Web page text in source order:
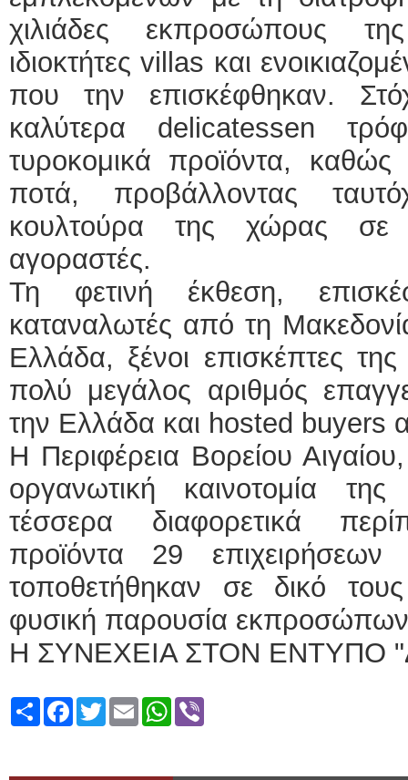
χιλιάδες εκπροσώπους
ιδιοκτήτες villas και
που την επισκέφθηκαν.
καλύτερα delicatessen
τυροκομικά προϊόντα,
ποτά, προβάλλοντας
κουλτούρα της χώρας σε
αγοραστές.
Τη φετινή έκθεση,
καταναλωτές από τη
Ελλάδα, ξένοι επισκέπτες
πολύ μεγάλος αριθμός
την Ελλάδα και hosted buyers
Η Περιφέρεια Βορείου
οργανωτική καινοτομία
τέσσερα διαφορετικά
προϊόντα 29
τοποθετήθηκαν σε δικό
φυσική παρουσία
Η ΣΥΝΕΧΕΙΑ ΣΤΟΝ ΕΝΤΥΠΟ
ShareFacebook
TwitterEmailWhatsApp